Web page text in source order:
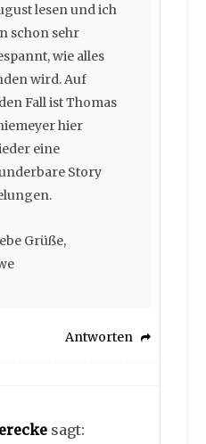
lesen und ich
schon sehr
wie alles
wird. Auf
Fall ist Thomas
hier
eine
Story
Grüße,
Antworten
sagt: